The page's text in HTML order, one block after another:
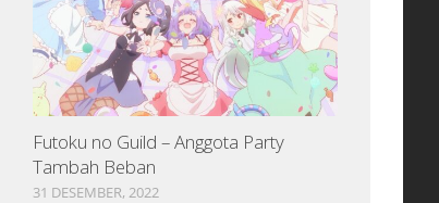
Futoku no Guild – Anggota Party
Tambah Beban
31 DESEMBER, 2022